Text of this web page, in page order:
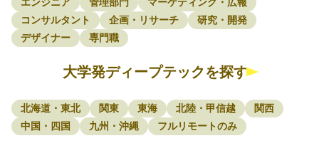
コンサルタント
企画・リサーチ
研究・開発
デザイナー
専門職
大学発ディープテックを探す
北海道・東北 関東 東海 北陸・甲信越
関西
中国・四国
九州・沖縄 フルリモートのみ